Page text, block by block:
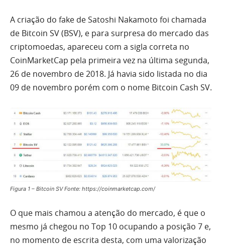
A criação do fake de Satoshi Nakamoto foi chamada
de Bitcoin SV (BSV), e para surpresa do mercado das
criptomoedas, apareceu com a sigla correta no
CoinMarketCap pela primeira vez na última segunda,
26 de novembro de 2018. Já havia sido listada no dia
09 de novembro porém com o nome Bitcoin Cash SV.
Figura 1 – Bitcoin SV Fonte: https://coinmarketcap.com/
O que mais chamou a atenção do mercado, é que o
mesmo já chegou no Top 10 ocupando a posição 7 e,
no momento de escrita desta, com uma valorização